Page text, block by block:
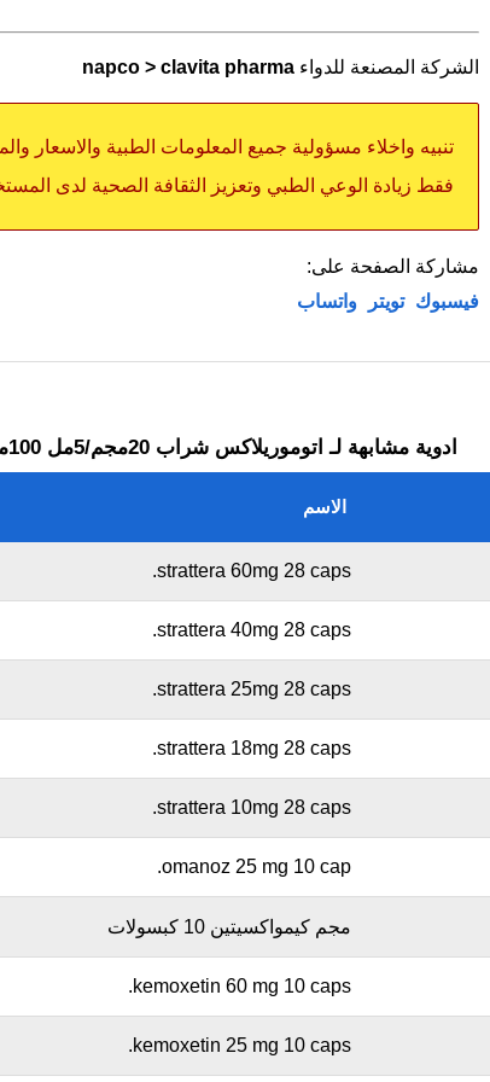
الشركة المصنعة للدواء napco > clavita pharma
تنبيه واخلاء مسؤولية جميع المعلومات الطبية والاسعار
فقط زيادة الوعي الطبي وتعزيز الثقافة الصحية لدى
مشاركة الصفحة على:
فيسبوك تويتر واتساب
ادوية مشابهة لـ اتوموريلاكس شراب 20مجم/5مل 100مل
الاسم
strattera 60mg 28 caps.
strattera 40mg 28 caps.
strattera 25mg 28 caps.
strattera 18mg 28 caps.
strattera 10mg 28 caps.
omanoz 25 mg 10 cap.
مجم كيمواكسيتين 10 كبسولات
kemoxetin 60 mg 10 caps.
kemoxetin 25 mg 10 caps.